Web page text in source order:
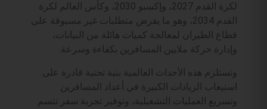
لكرة القدم 2027، وإكسبو 2030، وكأس العالم لكرة
القدم 2034، وهو ما يفرض متطلبات غير مسبوقة على
قطاع الطيران لمعالجة كميات هائلة من البيانات،
وإدارة حركة ملايين المسافرين بكفاءة وسرعة.
وتستلزم هذه الأحداث العالمية بنية تحتية قادرة على
استيعاب الزيادات الكبيرة في أعداد المسافرين
وتسريع العمليات التشغيلية، وتوفير تجربة سفر تتسم